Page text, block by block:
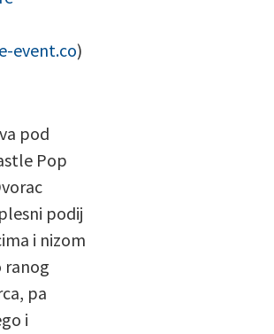
event.co)
pod
Pop
podij
i nizom
ranog
pa
i